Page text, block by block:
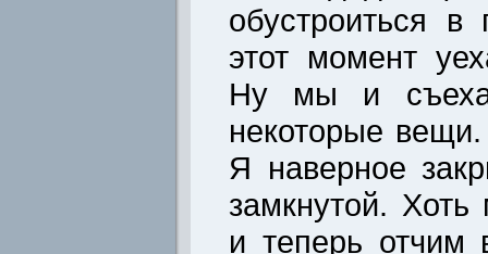
обустроиться
этот момент
Ну мы и
некоторые
Я наверное
замкнутой.
и теперь отчим